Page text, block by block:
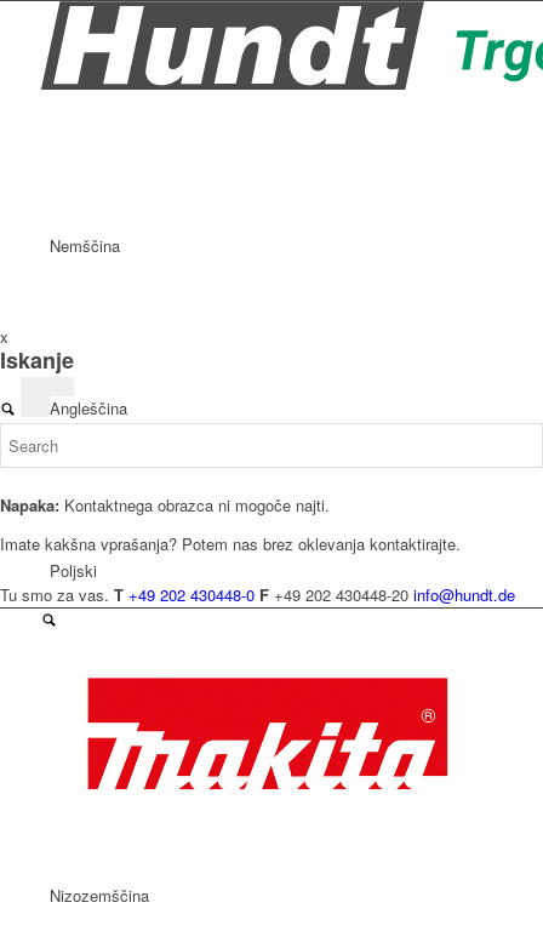
Nemščina
Angleščina
Poljski
Češčina
Nizozemščina
x
Iskanje
Napaka: Kontaktnega obrazca ni mogoče najti.
Imate kakšna vprašanja? Potem nas brez oklevanja kontaktirajte.
Tu smo za vas. T +49 202 430448-0 F +49 202 430448-20 info@hundt.de